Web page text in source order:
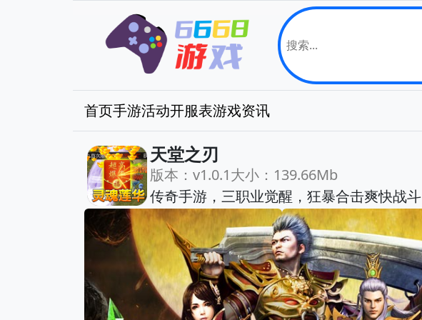
首页手游活动开服表游戏资讯
天堂之刃
版本：v1.0.1大小：139.66Mb
传奇手游，三职业觉醒，狂暴合击爽快战斗